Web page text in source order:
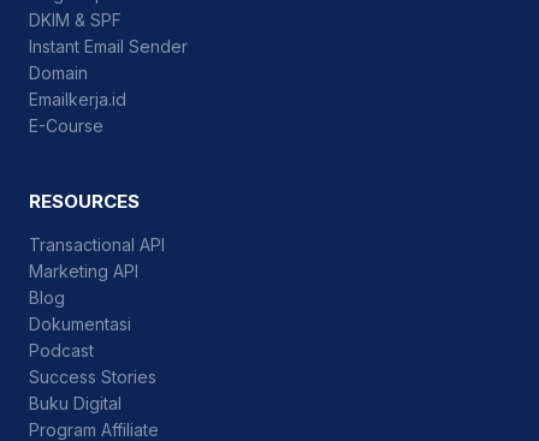
DKIM & SPF
Instant Email Sender
Domain
Emailkerja.id
E-Course
RESOURCES
Transactional API
Marketing API
Blog
Dokumentasi
Podcast
Success Stories
Buku Digital
Program Affiliate